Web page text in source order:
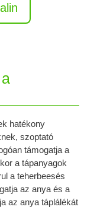
hatékony
szoptató
támogatja a
a tápanyagok
a teherbeesés
az anya és a
az anya táplálékát